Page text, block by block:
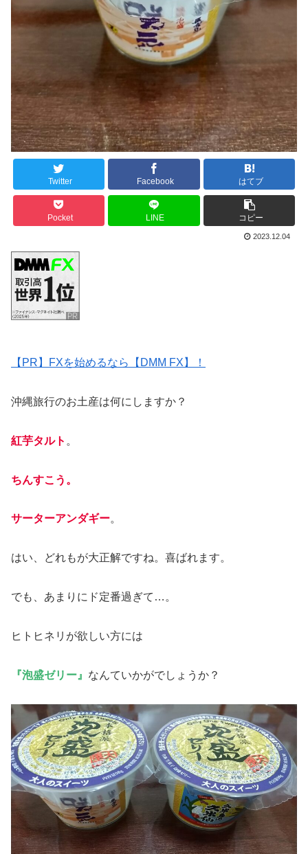
Twitter Facebook はてブ
Pocket LINE コピー
2023.12.04
【PR】FXを始めるなら【DMM FX】！
沖縄旅行のお土産は何にしますか？
紅芋タルト 。
ちんすこう。
サーターアンダギー。
はい、どれもが大正解ですね。喜ばれます。
でも、あまりにド定番過ぎて…。
ヒトヒネリが欲しい方には
『泡盛ゼリー』 なんていかがでしょうか？